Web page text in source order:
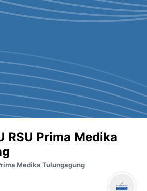
RSU Prima Medika
Medika Tulungagung